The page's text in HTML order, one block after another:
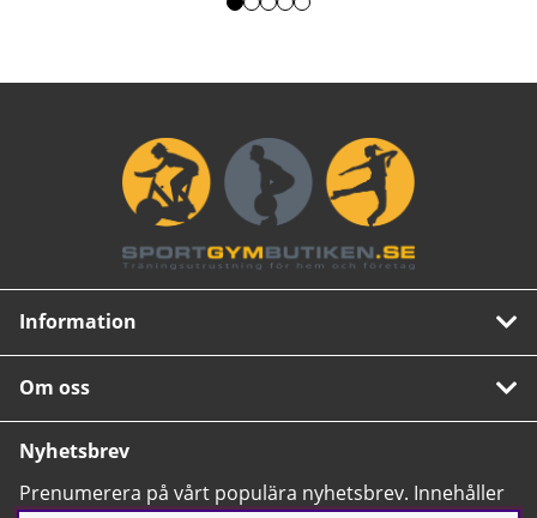
Information
Om oss
Nyhetsbrev
Prenumerera på vårt populära nyhetsbrev. Innehåller